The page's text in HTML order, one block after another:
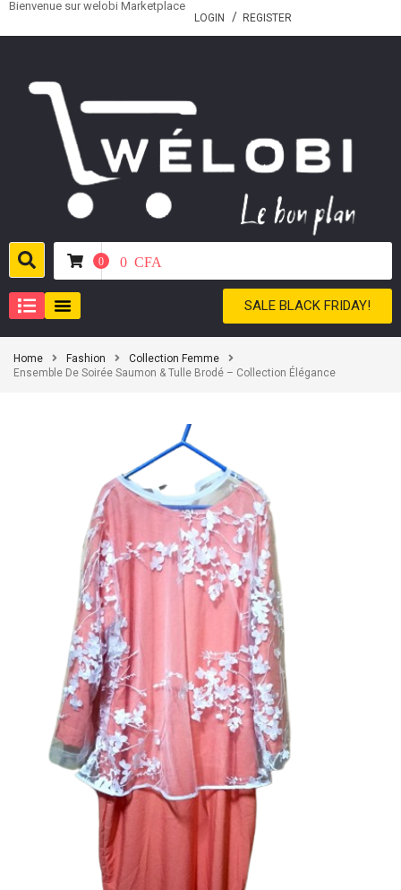
Bienvenue sur welobi Marketplace
LOGIN REGISTER
0 0 CFA
SALE BLACK FRIDAY!
Home Fashion
Collection Femme
Ensemble De Soirée Saumon & Tulle Brodé – Collection Élégance